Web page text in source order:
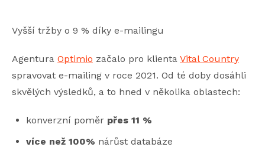
Vyšší tržby o 9 % díky e-mailingu
Agentura Optimio začalo pro klienta Vital Country
spravovat e-mailing v roce 2021. Od té doby dosáhli
skvělých výsledků, a to hned v několika oblastech:
konverzní poměr přes 11 %
více než 100% nárůst databáze